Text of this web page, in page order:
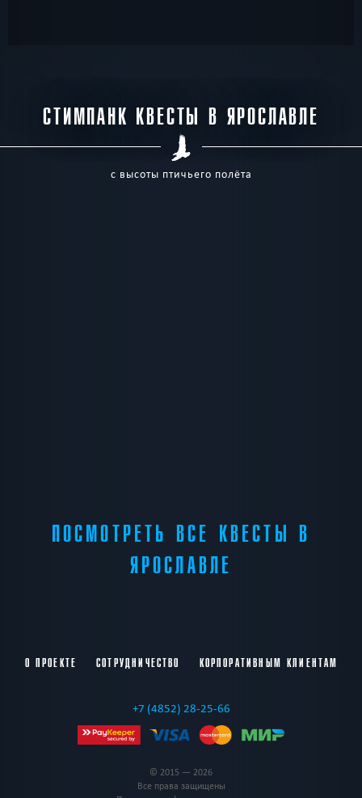
СТИМПАНК КВЕСТЫ В ЯРОСЛАВЛЕ
с высоты птичьего полёта
ПОСМОТРЕТЬ ВСЕ КВЕСТЫ В
ЯРОСЛАВЛЕ
О ПРОЕКТЕ СОТРУДНИЧЕСТВО КОРПОРАТИВНЫМ КЛИЕНТАМ
+7 (4852) 28-25-66
© 2015 — 2026
Все права защищены